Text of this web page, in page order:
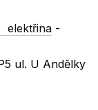
elektřina -
ul. U Andělky